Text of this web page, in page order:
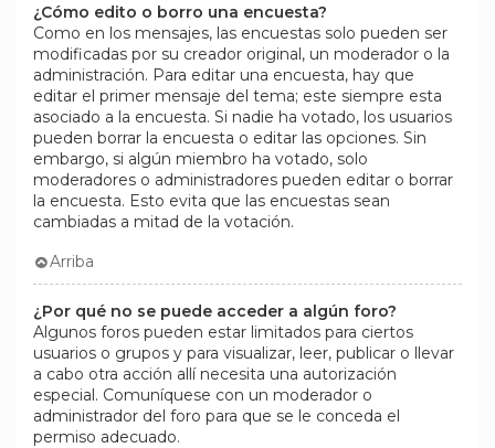
¿Cómo edito o borro una encuesta?
Como en los mensajes, las encuestas solo pueden ser
modificadas por su creador original, un moderador o la
administración. Para editar una encuesta, hay que
editar el primer mensaje del tema; este siempre esta
asociado a la encuesta. Si nadie ha votado, los usuarios
pueden borrar la encuesta o editar las opciones. Sin
embargo, si algún miembro ha votado, solo
moderadores o administradores pueden editar o borrar
la encuesta. Esto evita que las encuestas sean
cambiadas a mitad de la votación.
Arriba
¿Por qué no se puede acceder a algún foro?
Algunos foros pueden estar limitados para ciertos
usuarios o grupos y para visualizar, leer, publicar o llevar
a cabo otra acción allí necesita una autorización
especial. Comuníquese con un moderador o
administrador del foro para que se le conceda el
permiso adecuado.